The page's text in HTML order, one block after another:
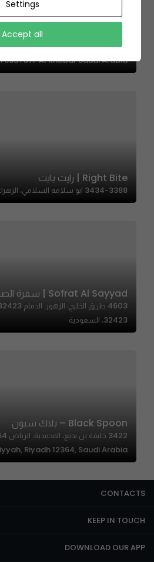
Tabaq Alhijazi|طبق الحجازي
7693+87F Al Khobar Saudi Arabia
Right Bite | رايت بايت
3434-3388 ابو سلامه السلامي، الزهراء، جدة 23425، السعودية
Sofrat Al Sayyad | سفرة الصياد
32423، السعودية
Black Spoon – بلاك سبون
Riyadh 12364, Saudi Arabia
CONTACTS
KEEP IN TOUCH
DOWNLOAD OUR APP
Settings
Accept all